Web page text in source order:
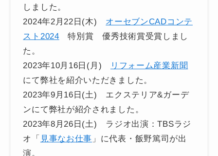
しました。
2024年2月22日(木) オーセブンCADコンテ
スト2024 特別賞 優秀技術賞受賞しまし
た。
2023年10月16日(月)
リフォーム産業新聞
にて弊社を紹介いただきました。
2023年9月16日(土) エクステリア&ガーデ
ンにて弊社が紹介されました。
2023年8月26日(土) ラジオ出演：TBSラジ
オ「 見事なお仕事 」に代表・飯野篤司が出
演。